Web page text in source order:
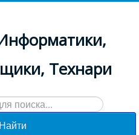
Технари
Найти